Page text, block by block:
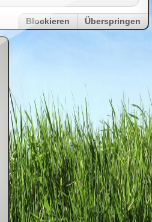
Blockieren Überspringen